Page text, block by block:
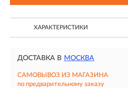
ХАРАКТЕРИСТИКИ
ДОСТАВКА В МОСКВА
САМОВЫВОЗ ИЗ МАГАЗИНА
по предварительному заказу